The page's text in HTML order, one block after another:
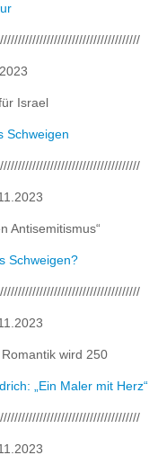
Israel
Schweigen
Antisemitismus“
Schweigen?
wird 250
„Ein Maler mit Herz“